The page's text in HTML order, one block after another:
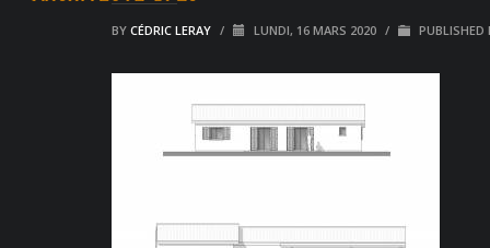
BY CÉDRIC LERAY / LUNDI, 16 MARS 2020 / PUBLISHED